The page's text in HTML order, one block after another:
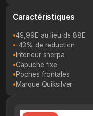
Caractéristiques
49,99E au lieu de 88E
-43% de reduction
Interieur sherpa
Capuche fixe
Poches frontales
Marque Quiksilver